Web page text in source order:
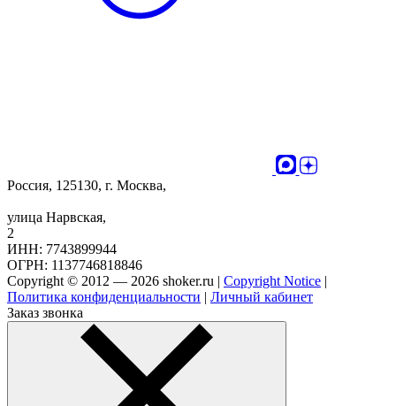
Россия, 125130, г. Москва,
улица Нарвская,
2
ИНН: 7743899944
ОГРН: 1137746818846
Copyright © 2012 — 2026 shoker.ru | Copyright Notice |
Политика конфиденциальности | Личный кабинет
Заказ звонка